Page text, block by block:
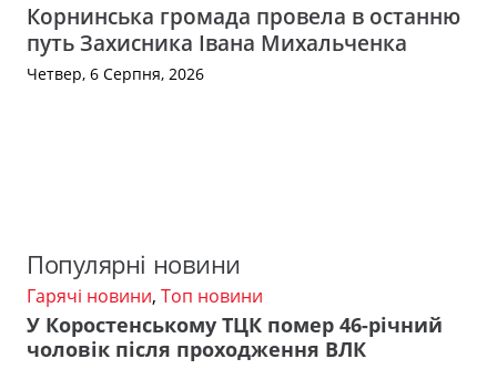
Корнинська громада провела в останню
путь Захисника Івана Михальченка
Четвер, 6 Серпня, 2026
Популярні новини
Гарячі новини, Топ новини
У Коростенському ТЦК помер 46-річний
чоловік після проходження ВЛК